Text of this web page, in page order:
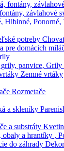
závlahové
Hlbinné, Ponorné,
pre domácich
panvice, Grily
Zemné vrtáky
Rozmetače
obaly a hrantíky ,